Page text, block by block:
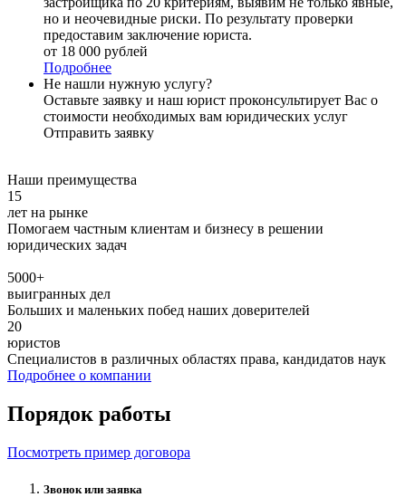
но и неочевидные риски. По результату проверки
предоставим заключение юриста.
от 18 000 рублей
Подробнее
Не нашли нужную услугу?
Оставьте заявку и наш юрист проконсультирует Вас о
стоимости необходимых вам юридических услуг
Отправить заявку
Наши преимущества
15
лет на рынке
Помогаем частным клиентам и бизнесу в решении
юридических задач
5000+
выигранных дел
Больших и маленьких побед наших доверителей
20
юристов
Специалистов в различных областях права, кандидатов наук
Подробнее о компании
Порядок работы
Посмотреть пример договора
Звонок или заявка